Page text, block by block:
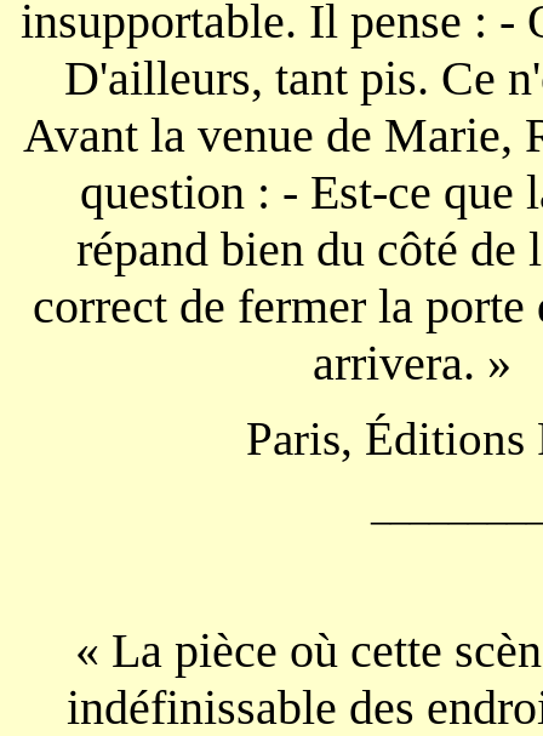
insupportable. Il pense : -
D'ailleurs, tant pis. Ce
Avant la venue de Marie,
question : - Est-ce que
répand bien du côté de
correct de fermer la
Paris,
« La pièce où cette
indéfinissable des